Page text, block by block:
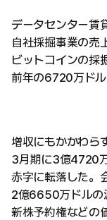
データセンター賃
自社採掘事業の売
ビットコインの採
前年の6720万ド
増収にもかかわら
3月期に3億4720
赤字に転落した。
2億6650万ドルの
新株予約権などの